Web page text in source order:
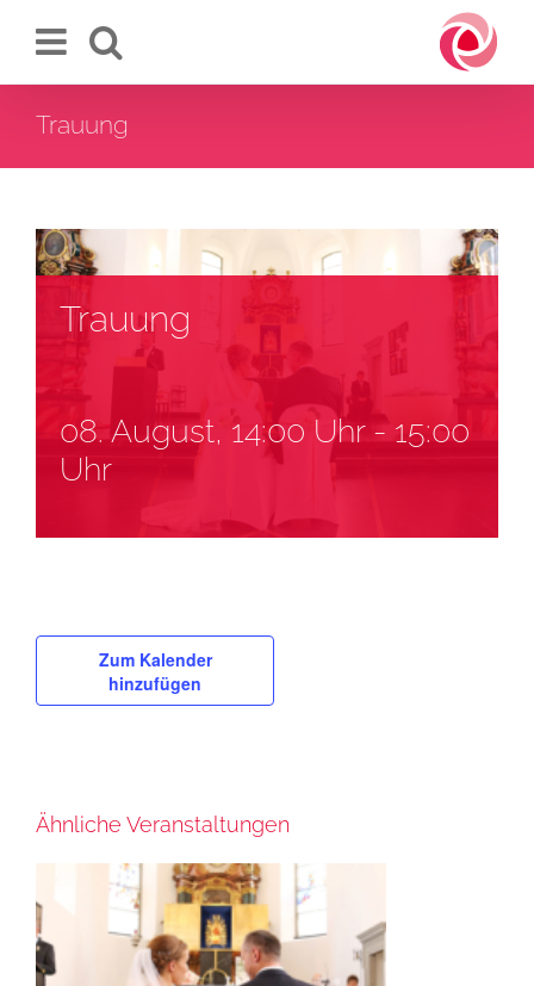
Inhalt
Trauung
Trauung
08. August, 14:00 Uhr- 15:00
Uhr
Zum Kalender
hinzufügen
Ähnliche Veranstaltungen